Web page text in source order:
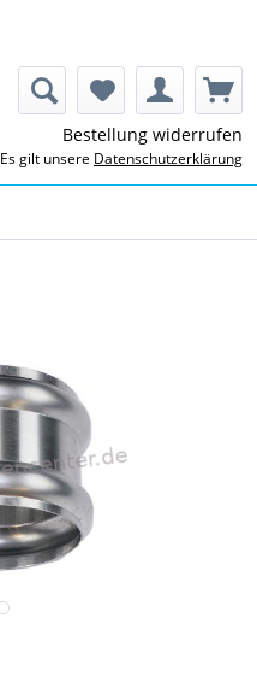
Bestellung widerrufen
Es gilt unsere Datenschutzerklärung